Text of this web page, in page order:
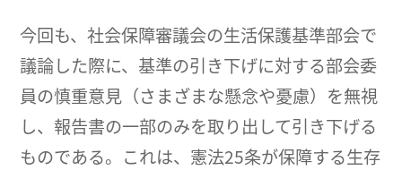
今回も、社会保障審議会の生活保護基準部会で
議論した際に、基準の引き下げに対する部会委
員の慎重意見（さまざまな懸念や憂慮）を無視
し、報告書の一部のみを取り出して引き下げる
ものである。これは、憲法25条が保障する生存